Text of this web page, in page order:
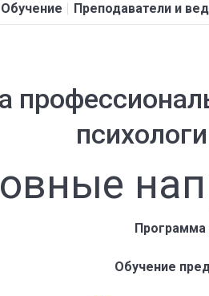
Обучение Преподаватели и
Программа
Обучение